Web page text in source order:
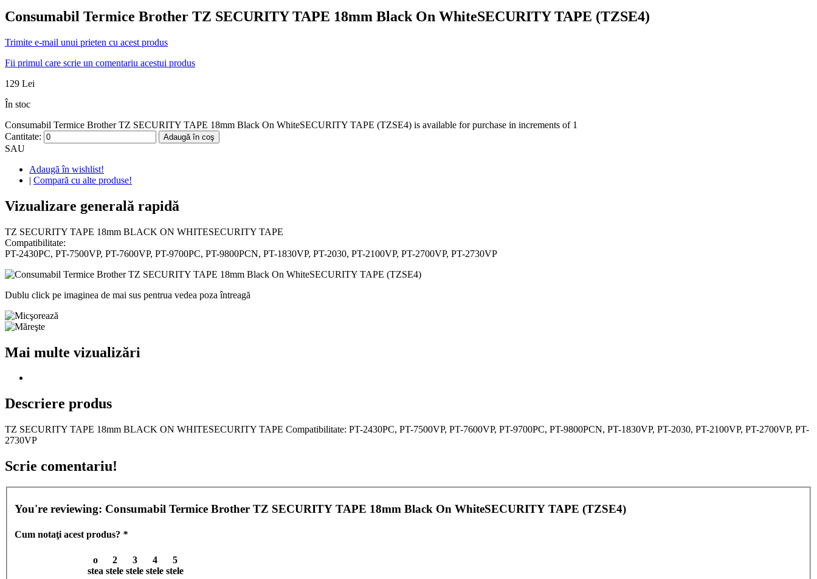
Consumabil Termice Brother TZ SECURITY TAPE 18mm Black On WhiteSECURITY TAPE (TZSE4)
Trimite e-mail unui prieten cu acest produs
Fii primul care scrie un comentariu acestui produs
129 Lei
În stoc
Consumabil Termice Brother TZ SECURITY TAPE 18mm Black On WhiteSECURITY TAPE (TZSE4) is available for purchase in increments of 1
Cantitate:
Adaugă în coş
SAU
Adaugă în wishlist!
| Compară cu alte produse!
Vizualizare generală rapidă
TZ SECURITY TAPE 18mm BLACK ON WHITESECURITY TAPE
Compatibilitate:
PT-2430PC, PT-7500VP, PT-7600VP, PT-9700PC, PT-9800PCN, PT-1830VP, PT-2030, PT-2100VP, PT-2700VP, PT-2730VP
Dublu click pe imaginea de mai sus pentrua vedea poza întreagă
Mai multe vizualizări
Descriere produs
TZ SECURITY TAPE 18mm BLACK ON WHITESECURITY TAPE Compatibilitate: PT-2430PC, PT-7500VP, PT-7600VP, PT-9700PC, PT-9800PCN, PT-1830VP, PT-2030, PT-2100VP, PT-2700VP, PT-
2730VP
Scrie comentariu!
You're reviewing: Consumabil Termice Brother TZ SECURITY TAPE 18mm Black On WhiteSECURITY TAPE (TZSE4)
Cum notaţi acest produs? *
o
stea
2
stele
3
stele
4
stele
5
stele